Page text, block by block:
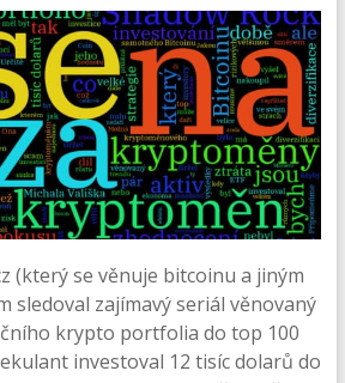
(který se věnuje bitcoinu a jiným
sledoval zajímavý seriál věnovaný
krypto portfolia do top 100
investoval 12 tisíc dolarů do